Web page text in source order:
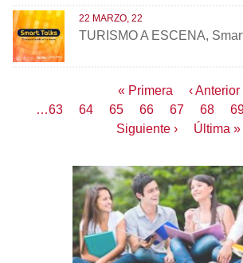
22 MARZO, 22
TURISMO A ESCENA,
Primera
página
« Primera
Página
anterior
‹ Anterior
Page
…63 Page
64 Page
65 Page
66
Página
actual
67 Page
68
Siguiente
Siguiente ›
Última
Última »